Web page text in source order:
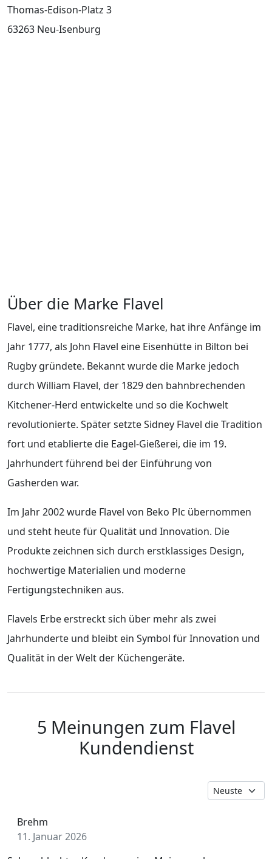
Thomas-Edison-Platz 3
63263 Neu-Isenburg
Über die Marke Flavel
Flavel, eine traditionsreiche Marke, hat ihre Anfänge im
Jahr 1777, als John Flavel eine Eisenhütte in Bilton bei
Rugby gründete. Bekannt wurde die Marke jedoch
durch William Flavel, der 1829 den bahnbrechenden
Kitchener-Herd entwickelte und so die Kochwelt
revolutionierte. Später setzte Sidney Flavel die Tradition
fort und etablierte die Eagel-Gießerei, die im 19.
Jahrhundert führend bei der Einführung von
Gasherden war.
Im Jahr 2002 wurde Flavel von Beko Plc übernommen
und steht heute für Qualität und Innovation. Die
Produkte zeichnen sich durch erstklassiges Design,
hochwertige Materialien und moderne
Fertigungstechniken aus.
Flavels Erbe erstreckt sich über mehr als zwei
Jahrhunderte und bleibt ein Symbol für Innovation und
Qualität in der Welt der Küchengeräte.
5 Meinungen zum Flavel
Kundendienst
Brehm
11. Januar 2026